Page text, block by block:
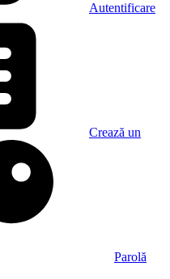
Autentificare
Crează un
Parolă